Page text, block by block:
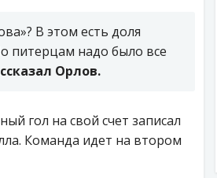
В этом есть доля
питерцам надо было все
Орлов.
гол на свой счет записал
Команда идет на втором